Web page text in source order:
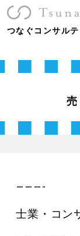
つなぐコンサル
———-
士業・コン